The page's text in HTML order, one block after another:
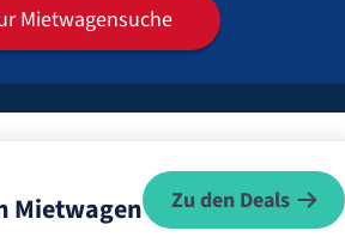
Mietwagensuche
Mietwagen Zu den Deals